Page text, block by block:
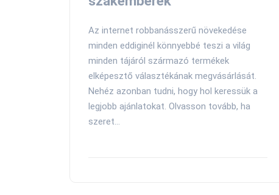
Az internet robbanásszerű növekedése
minden eddiginél könnyebbé teszi a világ
minden tájáról származó termékek
elképesztő választékának megvásárlását.
Nehéz azonban tudni, hogy hol keressük a
legjobb ajánlatokat. Olvasson tovább, ha
szeret...